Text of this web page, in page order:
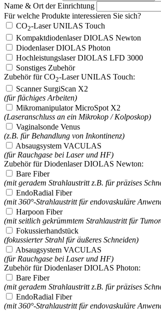
Name & Ort der Einrichtung
Für welche Produkte interessieren Sie sich?
CO2-Laser UNILAS Touch
Kompaktdiodenlaser DIOLAS Newton
Diodenlaser DIOLAS Photon
Hochleistungslaser DIOLAS LFD 3000
Sonstiges Zubehör
Zubehör für CO2-Laser UNILAS Touch:
Scanner SurgiScan X2
(für flächiges Arbeiten)
Mikromanipulator MicroSpot X2
(Laseranschluss an ein Mikrokop / Kolposkop)
Vaginalsonde Venus
(z.B. für Behandlung von Inkontinenz)
Absaugsystem VACULAS
(für Rauchgase bei Laser und HF)
Zubehör für Diodenlaser DIOLAS Newton:
Bare Fiber
(mit geradem Strahlaustritt z.B. für präzises
EndoRadial Fiber
(mit 360°-Strahlaustritt für endovaskuläre
Harpoon Fiber
(mit seitlich gekrümmtem Strahlaustritt für
Fokussierhandstück
(fokussierter Strahl für äußeres Schneiden)
Absaugsystem VACULAS
(für Rauchgase bei Laser und HF)
Zubehör für Diodenlaser DIOLAS Photon:
Bare Fiber
(mit geradem Strahlaustritt z.B. für präzises
EndoRadial Fiber
(mit 360°-Strahlaustritt für endovaskuläre